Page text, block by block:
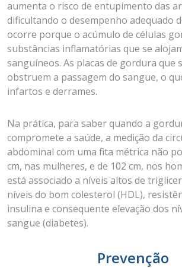
aumenta o risco de entupimento das
dificultando o desempenho adequado
ocorre porque o acúmulo de células
substâncias inflamatórias que se
sanguíneos. As placas de gordura que
obstruem a passagem do sangue, o
infartos e derrames.
Na prática, para saber quando a
compromete a saúde, a medição da
abdominal com uma fita métrica não
cm, nas mulheres, e de 102 cm, nos
está associado a níveis altos de
níveis do bom colesterol (HDL),
insulina e consequente elevação dos
sangue (diabetes).
Prevenção